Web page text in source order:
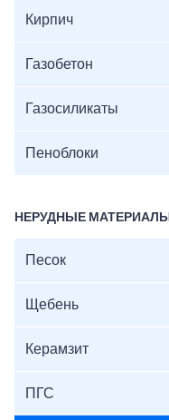
Кирпич
Газобетон
Газосиликаты
Пеноблоки
НЕРУДНЫЕ МАТЕРИАЛЫ
Песок
Щебень
Керамзит
ПГС